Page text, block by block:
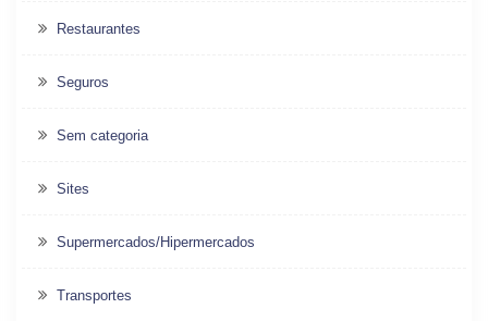
Restaurantes
Seguros
Sem categoria
Sites
Supermercados/Hipermercados
Transportes